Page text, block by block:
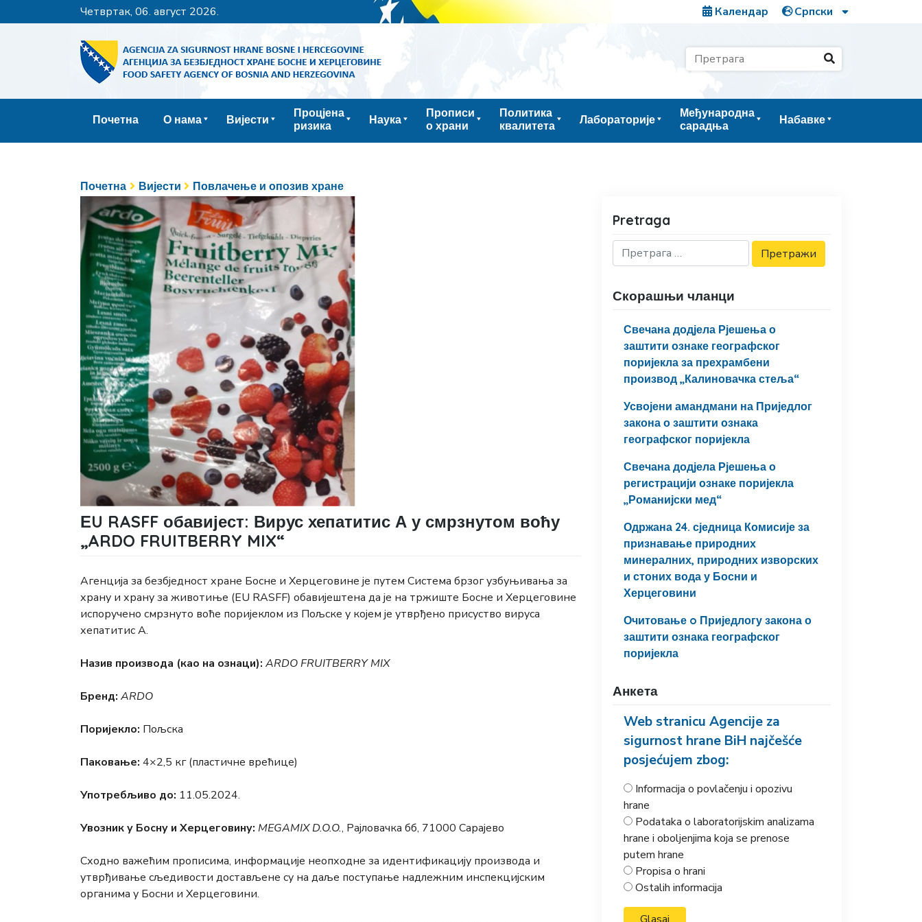
четвртак, 06. август 2026. Календар
Почетна О нама Вијести
Процјена
ризика
Наука
Прописи
о храни
Политика
квалитета
Лабораторије
Међународна
сарадња
Набавке
Почетна Вијести Повлачење и опозив хране
ЕU RASFF обавијест: Вирус хепатитис А у смрзнутом воћу
„ARDO FRUITBERRY MIX“
Агенција за безбједност хране Босне и Херцеговине је путем Система брзог узбуњивања за
храну и храну за животиње (ЕU RASFF) обавијештена да је на тржиште Босне и Херцеговине
испоручено смрзнуто воће поријеклом из Пољске у којем је утврђено присуство вируса
хепатитис А.
Назив производа (као на ознаци): ARDO FRUITBERRY MIX
Брeнд: АRDО
Поријекло: Пољска
Паковање: 4×2,5 кг (пластичне врећице)
Употребљиво до: 11.05.2024.
Увозник у Босну и Херцеговину: MEGAMIX D.O.O., Рајловачка бб, 71000 Сарајево
Сходно важећим прописима, информације неопходне за идентификацију производа и
утврђивање сљедивости достављене су на даље поступање надлежним инспекцијским
органима у Босни и Херцеговини.
Pretraga
Скорашњи чланци
Свечана додјела Рјешења о
заштити ознаке географског
поријекла за прехрамбени
производ „Калиновачка стеља“
Усвојени амандмани на Приједлог
закона о заштити ознака
географског поријекла
Свечана додјела Рјешења о
регистрацији ознаке поријекла
„Романијски мед“
Одржана 24. сједница Комисије за
признавање природних
минералних, природних изворских
и стоних вода у Босни и
Херцеговини
Очитовање o Приједлогу закона о
заштити ознака географског
поријекла
Анкета
Web stranicu Agencije za
sigurnost hrane BiH najčešće
posjećujem zbog:
Informacija o povlačenju i opozivu
hrane
Podataka o laboratorijskim analizama
hrane i oboljenjima koja se prenose
putem hrane
Propisa o hrani
Ostalih informacija